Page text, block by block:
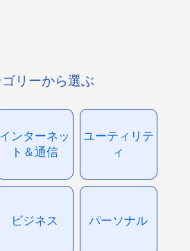
ゴリーから選ぶ
インターネッ
ト＆通信
ユーティリテ
ィ
ビジネス パーソナル